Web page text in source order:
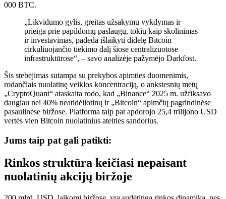
000 BTC.
„Likvidumo gylis, greitas užsakymų vykdymas ir
prieiga prie papildomų paslaugų, tokių kaip skolinimas
ir investavimas, padeda išlaikyti didelę Bitcoin
cirkuliuojančio tiekimo dalį šiose centralizuotose
infrastruktūrose“, – savo analizėje pažymėjo Darkfost.
Šis stebėjimas sutampa su prekybos apimties duomenimis,
rodančiais nuolatinę veiklos koncentraciją, o ankstesnių metų
„CryptoQuant“ ataskaita rodo, kad „Binance“ 2025 m. užfiksavo
daugiau nei 40% neatidėliotinų ir „Bitcoin“ apimčių pagrindinėse
pasaulinėse biržose. Platforma taip pat apdorojo 25,4 trilijono USD
vertės vien Bitcoin nuolatinius ateities sandorius.
Jums taip pat gali patikti:
Rinkos struktūra keičiasi nepaisant
nuolatinių akcijų biržoje